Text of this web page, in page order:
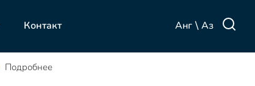
Контакт Анг \ Аз
Подробнее